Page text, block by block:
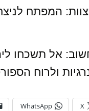
המפתח
אל תשכחו
ולרוח
X
WhatsApp